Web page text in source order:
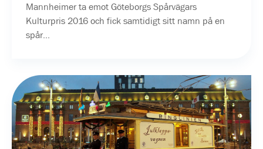
Mannheimer ta emot Göteborgs Spårvägars
Kulturpris 2016 och fick samtidigt sitt namn på en
spår...